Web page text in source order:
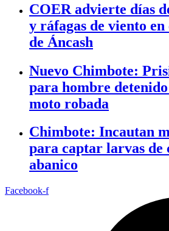
COER advierte días
y ráfagas de viento
de Áncash
Nuevo Chimbote:
para hombre
moto robada
Chimbote: Incautan
para captar larvas de
abanico
Facebook-f